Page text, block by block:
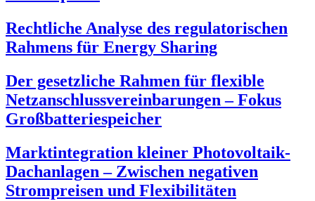
Rechtliche Analyse des regulatorischen
Rahmens für Energy Sharing
Der gesetzliche Rahmen für flexible
Netzanschlussvereinbarungen – Fokus
Großbatteriespeicher
Marktintegration kleiner Photovoltaik-
Dachanlagen – Zwischen negativen
Strompreisen und Flexibilitäten